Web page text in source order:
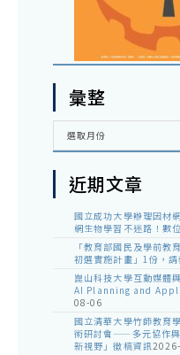
彙整
彙
選取月份
近期文章
國立成功大學辦理因材
網生物學習不迷路！數
「教育部國民及學前
初選實施計畫」1份，請
崑山科技大學互動媒
AI Planning and
08-06
國立清華大學竹師教育
術研討會——多元協作與
新視野」徵稿資訊